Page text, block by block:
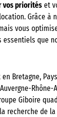
vos priorités et
Grâce à
vous
que
en Bretagne,
Rhône-
Giboire
recherche de